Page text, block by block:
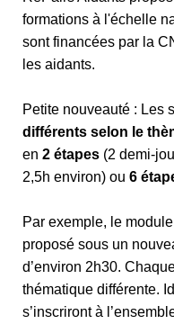
formations à l'échelle
sont financées par la
les aidants.
Petite nouveauté : Les
différents selon le
en 2 étapes (2 demi-
2,5h environ) ou 6
Par exemple, le
proposé sous un
d’environ 2h30.
thématique différente.
s’inscriront à